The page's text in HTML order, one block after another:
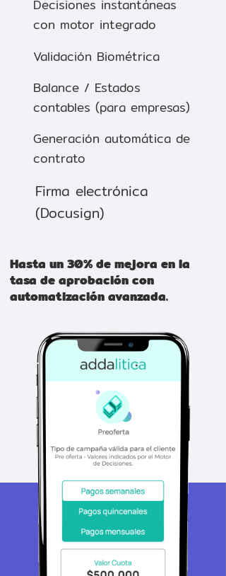
Decisiones instantáneas
con motor integrado
Validación Biométrica
Balance / Estados
contables (para empresas)
Generación automática de
contrato
Firma electrónica
(Docusign)
Hasta un 30% de mejora en la
tasa de aprobación con
automatización avanzada.